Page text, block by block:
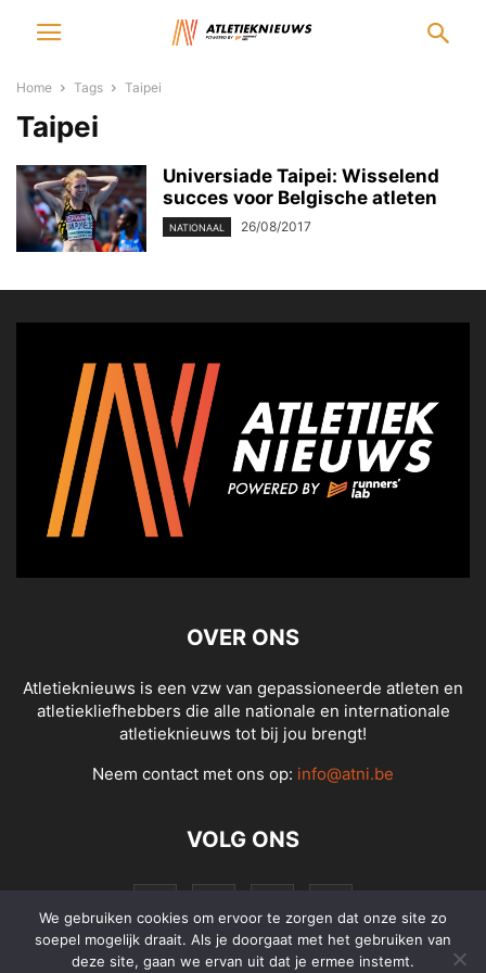
Home Tags Taipei
Taipei
Universiade Taipei: Wisselend
succes voor Belgische atleten
NATIONAAL 26/08/2017
OVER ONS
Atletieknieuws is een vzw van gepassioneerde atleten en
atletiekliefhebbers die alle nationale en internationale
atletieknieuws tot bij jou brengt!
Neem contact met ons op: info@atni.be
VOLG ONS
We gebruiken cookies om ervoor te zorgen dat onze site zo
soepel mogelijk draait. Als je doorgaat met het gebruiken van
deze site, gaan we ervan uit dat je ermee instemt.